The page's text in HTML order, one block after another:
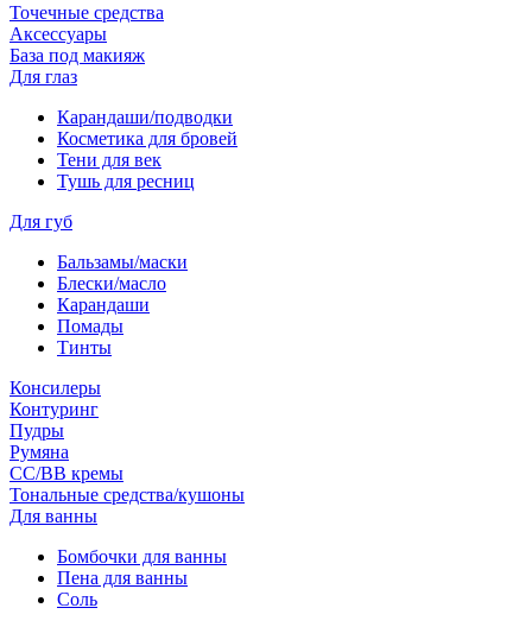
Точечные средства
Аксессуары
База под макияж
Для глаз
Карандаши/подводки
Косметика для бровей
Тени для век
Тушь для ресниц
Для губ
Бальзамы/маски
Блески/масло
Карандаши
Помады
Тинты
Консилеры
Контуринг
Пудры
Румяна
СС/ВВ кремы
Тональные средства/кушоны
Для ванны
Бомбочки для ванны
Пена для ванны
Соль